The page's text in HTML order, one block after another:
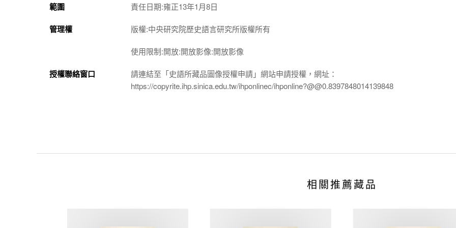
範圍 責任日期:雍正13年1月8日
管理權 版權:中央研究院歷史語言研究所版權所有
使用限制:開放:開放影像:開放影像
授權聯絡窗口
請連結至「史語所藏品圖像授權申請」網站申請授權，網址：
https://copyrite.ihp.sinica.edu.tw/ihponlinec/ihponline?@@0.8397848014139848
相關推薦藏品